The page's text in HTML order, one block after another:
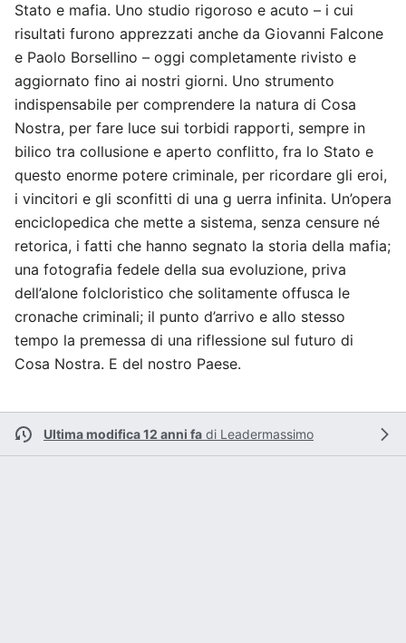
Stato e mafia. Uno studio rigoroso e acuto – i cui
risultati furono apprezzati anche da Giovanni Falcone
e Paolo Borsellino – oggi completamente rivisto e
aggiornato fino ai nostri giorni. Uno strumento
indispensabile per comprendere la natura di Cosa
Nostra, per fare luce sui torbidi rapporti, sempre in
bilico tra collusione e aperto conflitto, fra lo Stato e
questo enorme potere criminale, per ricordare gli eroi,
i vincitori e gli sconfitti di una g uerra infinita. Un’opera
enciclopedica che mette a sistema, senza censure né
retorica, i fatti che hanno segnato la storia della mafia;
una fotografia fedele della sua evoluzione, priva
dell’alone folcloristico che solitamente offusca le
cronache criminali; il punto d’arrivo e allo stesso
tempo la premessa di una riflessione sul futuro di
Cosa Nostra. E del nostro Paese.
Ultima modifica 12 anni fa di Leadermassimo